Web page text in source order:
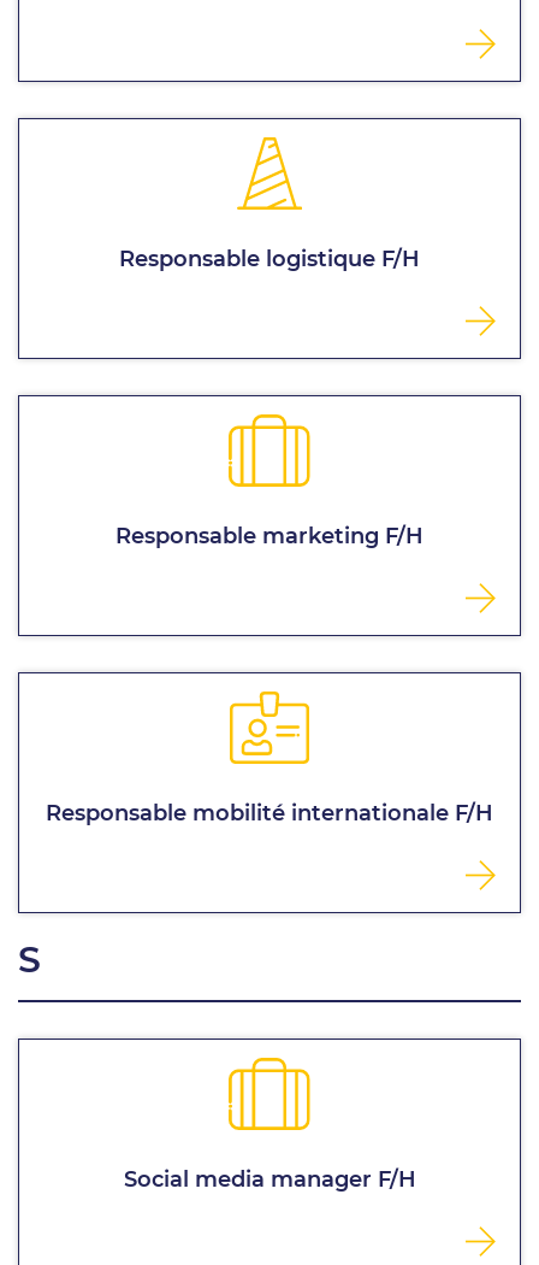
Responsable logistique F/H
Responsable marketing F/H
Responsable mobilité internationale F/H
S
Social media manager F/H